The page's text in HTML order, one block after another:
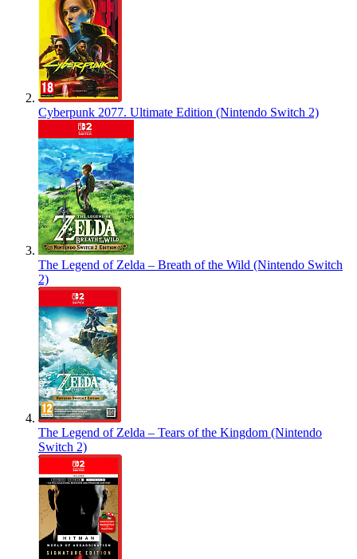
Cyberpunk 2077. Ultimate Edition (Nintendo Switch 2)
The Legend of Zelda – Breath of the Wild (Nintendo Switch
2)
The Legend of Zelda – Tears of the Kingdom (Nintendo
Switch 2)